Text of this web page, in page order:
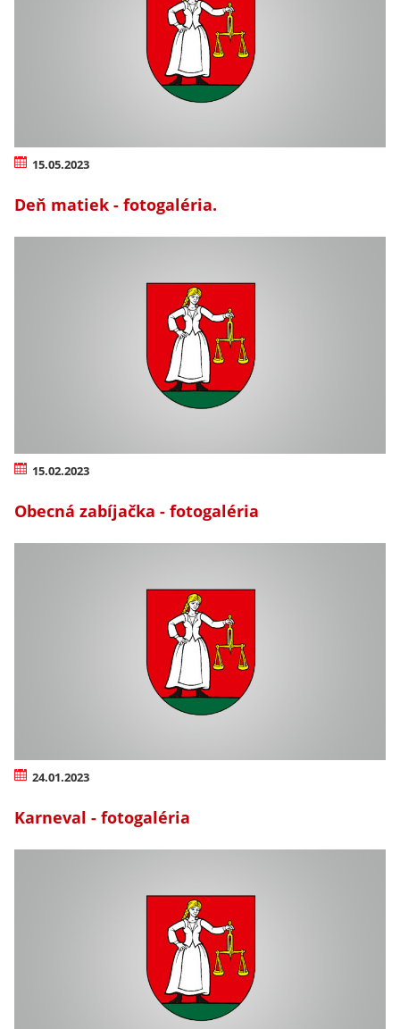
15.05.2023
Deň matiek - fotogaléria.
15.02.2023
Obecná zabíjačka - fotogaléria
24.01.2023
Karneval - fotogaléria